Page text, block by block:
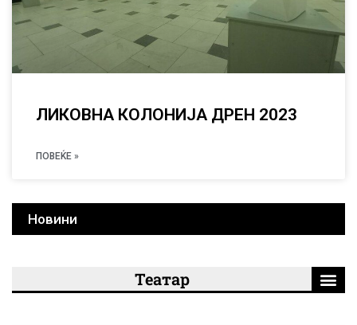
Новини
Театар
ЛИКОВНА КОЛОНИЈА ДРЕН 2023
ПОВЕЌЕ »